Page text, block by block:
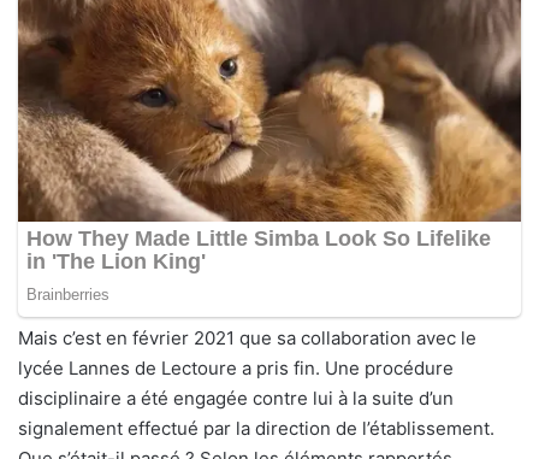
Mais c’est en février 2021 que sa collaboration avec le
lycée Lannes de Lectoure a pris fin. Une procédure
disciplinaire a été engagée contre lui à la suite d’un
signalement effectué par la direction de l’établissement.